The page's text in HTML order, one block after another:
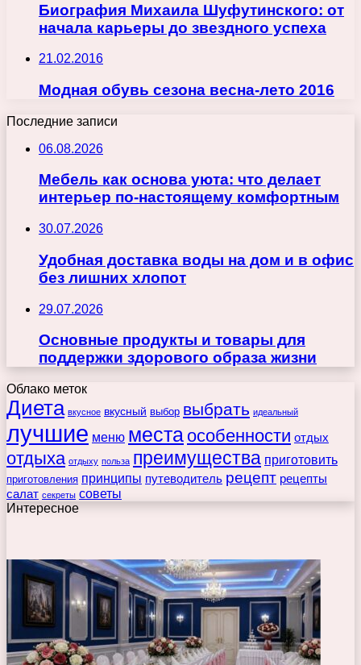
Биография Михаила Шуфутинского: от
начала карьеры до звездного успеха
21.02.2016
Модная обувь сезона весна-лето 2016
Последние записи
06.08.2026
Мебель как основа уюта: что делает
интерьер по-настоящему комфортным
30.07.2026
Удобная доставка воды на дом и в офис
без лишних хлопот
29.07.2026
Основные продукты и товары для
поддержки здорового образа жизни
Облако меток
Диета вкусное вкусный выбор выбрать идеальный
лучшие меню места особенности отдых
отдыха отдыху польза преимущества приготовить
приготовления принципы путеводитель рецепт рецепты
салат секреты советы
Интересное